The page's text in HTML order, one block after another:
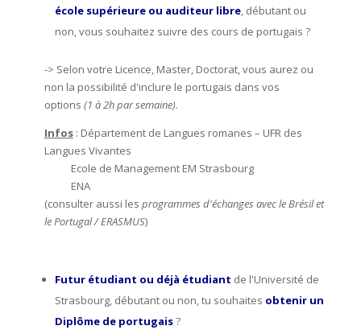
école supérieure ou auditeur libre, débutant ou
non, vous souhaitez suivre des cours de portugais ?
-> Selon votre Licence, Master, Doctorat, vous aurez ou
non la possibilité d'inclure le portugais dans vos
options (1 à 2h par semaine).
Infos: Département de Langues romanes – UFR des
Langues Vivantes
Ecole de Management EM Strasbourg
ENA
(consulteraussi les programmes d'échanges avec le Brésil et
le Portugal / ERASMUS)
Futur étudiant ou déjà étudiant de l'Université de
Strasbourg, débutant ou non, tu souhaites obtenir un
Diplôme de portugais?